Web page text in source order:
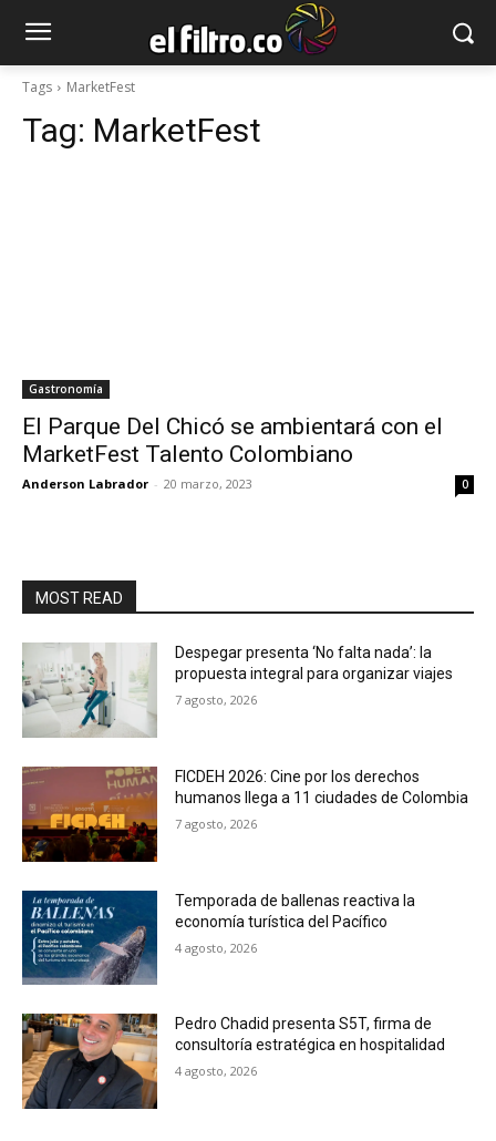
Tags MarketFest
Tag: MarketFest
Gastronomía
El Parque Del Chicó se ambientará con el
MarketFest Talento Colombiano
Anderson Labrador - 20 marzo, 2023 0
MOST READ
Despegar presenta ‘No falta nada’: la
propuesta integral para organizar viajes
7 agosto, 2026
FICDEH 2026: Cine por los derechos
humanos llega a 11 ciudades de Colombia
7 agosto, 2026
Temporada de ballenas reactiva la
economía turística del Pacífico
4 agosto, 2026
Pedro Chadid presenta S5T, firma de
consultoría estratégica en hospitalidad
4 agosto, 2026